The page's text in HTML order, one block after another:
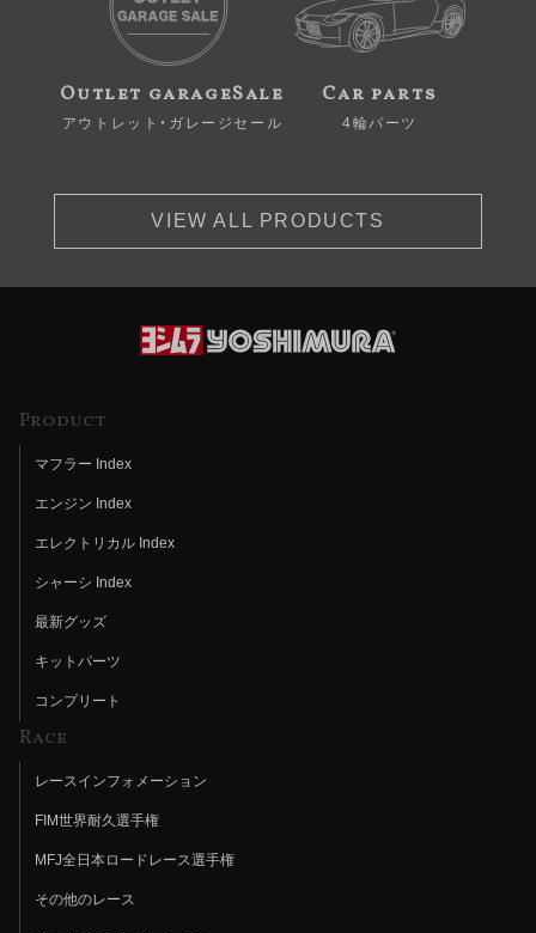
Outlet garageSale
アウトレット・ガレージセール
Car parts
4輪パーツ
VIEW ALL PRODUCTS
Product
マフラー Index
エンジン Index
エレクトリカル Index
シャーシ Index
最新グッズ
キットパーツ
コンプリート
Race
レースインフォメーション
FIM世界耐久選手権
MFJ全日本ロードレース選手権
その他のレース